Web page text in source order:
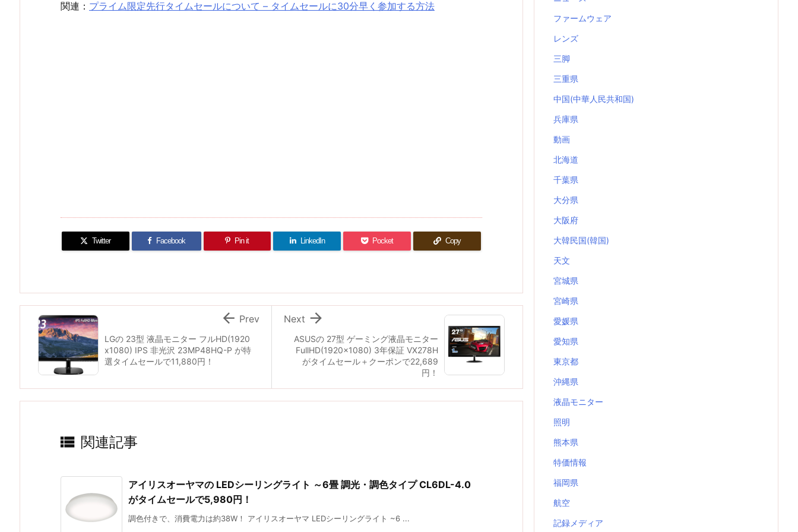
関連： プライム限定先行タイムセールについて – タイムセールに30分早く参加する方法
Twitter Facebook Pin it LinkedIn Pocket Copy
ASUSの 27型 ゲーミング液晶モニター
FullHD(1920x1080) 3年保証 VX278H
がタイムセール＋クーポンで22,689
円！

Next
LGの 23型 液晶モニター フルHD(1920
x1080) IPS 非光沢 23MP48HQ-P が特
選タイムセールで11,880円！
 Prev
 関連記事
アイリスオーヤマの LEDシーリングライト ～6畳 調光・調色タイプ CL6DL-4.0
がタイムセールで5,980円！
調色付きで、消費電力は約38W！ アイリスオーヤマ LEDシーリングライト ~6 ...
ファームウェア
レンズ
三脚
三重県
中国(中華人民共和国)
兵庫県
動画
北海道
千葉県
大分県
大阪府
大韓民国(韓国)
天文
宮城県
宮崎県
愛媛県
愛知県
東京都
沖縄県
液晶モニター
照明
熊本県
特価情報
福岡県
航空
記録メディア